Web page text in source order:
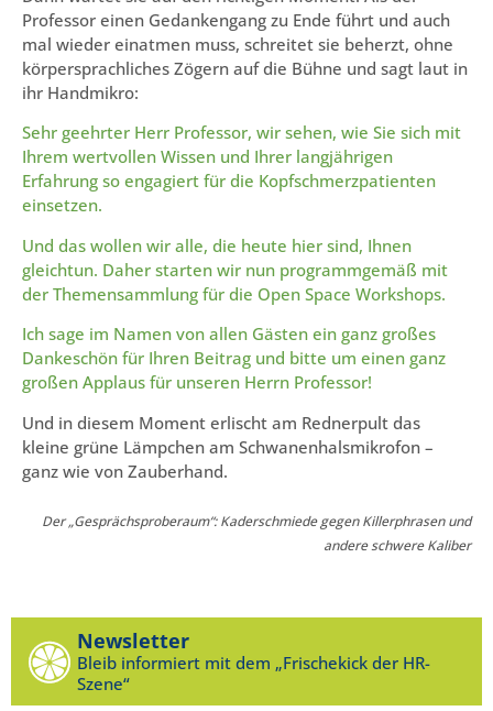
Professor einen Gedankengang zu Ende führt und auch
mal wieder einatmen muss, schreitet sie beherzt, ohne
körpersprachliches Zögern auf die Bühne und sagt laut in
ihr Handmikro:
Sehr geehrter Herr Professor, wir sehen, wie Sie sich mit
Ihrem wertvollen Wissen und Ihrer langjährigen
Erfahrung so engagiert für die Kopfschmerzpatienten
einsetzen.
Und das wollen wir alle, die heute hier sind, Ihnen
gleichtun. Daher starten wir nun programmgemäß mit
der Themensammlung für die Open Space Workshops.
Ich sage im Namen von allen Gästen ein ganz großes
Dankeschön für Ihren Beitrag und bitte um einen ganz
großen Applaus für unseren Herrn Professor!
Und in diesem Moment erlischt am Rednerpult das
kleine grüne Lämpchen am Schwanenhalsmikrofon –
ganz wie von Zauberhand.
Der „Gesprächsproberaum“: Kaderschmiede gegen Killerphrasen und
andere schwere Kaliber
Newsletter
Bleib informiert mit dem „Frischekick der HR-
Szene“